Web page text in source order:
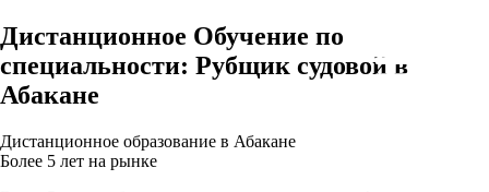
Дистанционное Обучение по
специальности: Рубщик судовой в
Абакане
Дистанционное образование в Абакане
Более 5 лет на рынке